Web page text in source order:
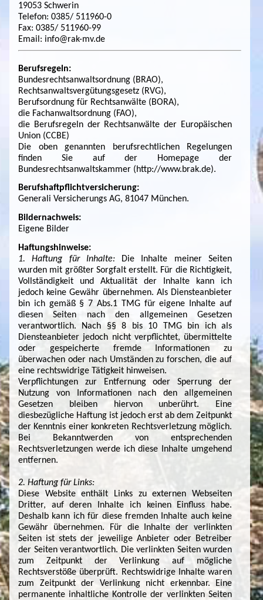
19053 Schwerin
Telefon: 0385/ 511960-0
Fax: 0385/ 511960-99
Email: info@rak-mv.de
Berufsregeln:
Bundesrechtsanwaltsordnung (BRAO),
Rechtsanwaltsvergütungsgesetz (RVG),
Berufsordnung für Rechtsanwälte (BORA),
die Fachanwaltsordnung (FAO),
die Berufsregeln der Rechtsanwälte der Europäischen
Union (CCBE)
Die oben genannten berufsrechtlichen Regelungen
finden Sie auf der Homepage der
Bundesrechtsanwaltskammer (http://www.brak.de).
Berufshaftpflichtversicherung:
Generali Versicherungs AG, 81047 München.
Bildernachweis:
Eigene Bilder
Haftungshinweise:
1. Haftung für Inhalte:Die Inhalte meiner Seiten
wurden mit größter Sorgfalt erstellt. Für die Richtigkeit,
Vollständigkeit und Aktualität der Inhalte kann ich
jedoch keine Gewähr übernehmen. Als Diensteanbieter
bin ich gemäß § 7 Abs.1 TMG für eigene Inhalte auf
diesen Seiten nach den allgemeinen Gesetzen
verantwortlich. Nach §§ 8 bis 10 TMG bin ich als
Diensteanbieter jedoch nicht verpflichtet, übermittelte
oder gespeicherte fremde Informationen zu
überwachen oder nach Umständen zu forschen, die auf
eine rechtswidrige Tätigkeit hinweisen.
Verpflichtungen zur Entfernung oder Sperrung der
Nutzung von Informationen nach den allgemeinen
Gesetzen bleiben hiervon unberührt. Eine
diesbezügliche Haftung ist jedoch erst ab dem Zeitpunkt
der Kenntnis einer konkreten Rechtsverletzung möglich.
Bei Bekanntwerden von entsprechenden
Rechtsverletzungen werde ich diese Inhalte umgehend
entfernen.
2. Haftung für Links:
Diese Website enthält Links zu externen Webseiten
Dritter, auf deren Inhalte ich keinen Einfluss habe.
Deshalb kann ich für diese fremden Inhalte auch keine
Gewähr übernehmen. Für die Inhalte der verlinkten
Seiten ist stets der jeweilige Anbieter oder Betreiber
der Seiten verantwortlich. Die verlinkten Seiten wurden
zum Zeitpunkt der Verlinkung auf mögliche
Rechtsverstöße überprüft. Rechtswidrige Inhalte waren
zum Zeitpunkt der Verlinkung nicht erkennbar. Eine
permanente inhaltliche Kontrolle der verlinkten Seiten